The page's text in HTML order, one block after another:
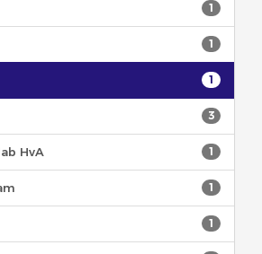
1
1
1
3
1
HvA
1
1